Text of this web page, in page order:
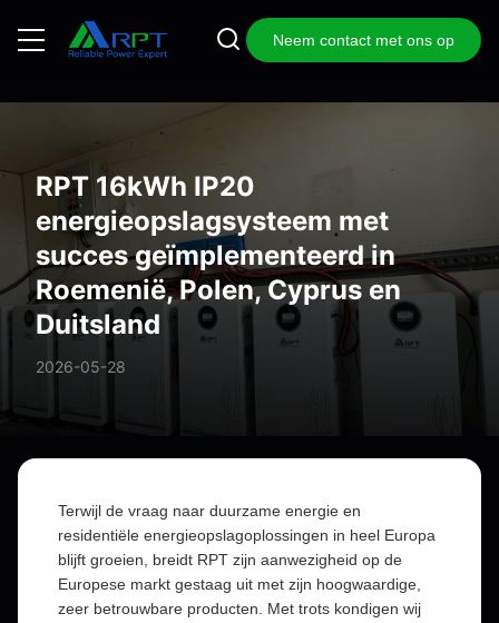
Neem contact met ons op
RPT 16kWh IP20
energieopslagsysteem met
succes geïmplementeerd in
Roemenië, Polen, Cyprus en
Duitsland
2026-05-28
Terwijl de vraag naar duurzame energie en
residentiële energieopslagoplossingen in heel Europa
blijft groeien, breidt RPT zijn aanwezigheid op de
Europese markt gestaag uit met zijn hoogwaardige,
zeer betrouwbare producten. Met trots kondigen wij